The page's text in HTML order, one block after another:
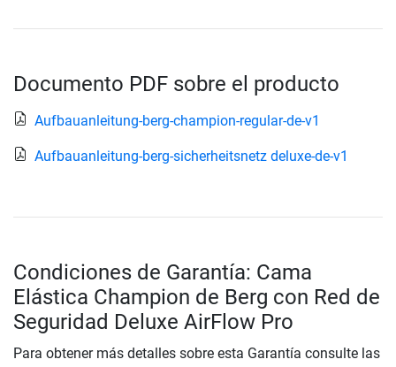
Documento PDF sobre el producto
Aufbauanleitung-berg-champion-regular-de-v1
Aufbauanleitung-berg-sicherheitsnetz deluxe-de-v1
Condiciones de Garantía: Cama
Elástica Champion de Berg con Red de
Seguridad Deluxe AirFlow Pro
Para obtener más detalles sobre esta Garantía consulte las